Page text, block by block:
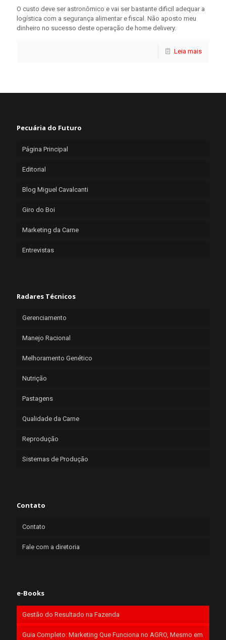
O custo deve ser astronômico e vai ser bastante dificil adequar a
logística com a segurança alimentar e fiscal. Não aposto meu
dinheiro no sucesso deste operação de home delivery.
Leia mais
Pecuária do Futuro
Página Principal
Editorial
Blog Miguel Cavalcanti
Giro do Boi
Marketing da Carne
Entrevistas
Radares Técnicos
Gerenciamento
Manejo Racional
Melhoramento Genético
Nutrição
Pastagens
Qualidade da Carne
Reprodução
Sistemas de Produção
Contato
Contato
Fale com a diretoria
e-Books
Gestão do Resultado na Fazenda
Guia Completo: Marketing Que Funciona no AGRO, Mesmo em